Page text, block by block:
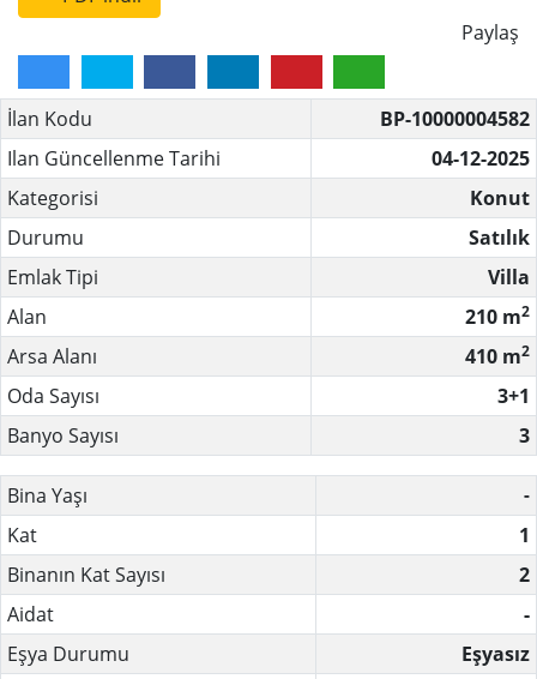
Paylaş
İlan Kodu
BP-10000004582
Ilan Güncellenme Tarihi
04-12-2025
Kategorisi
Konut
Durumu
Satılık
Emlak Tipi
Villa
Alan
210 m2
Arsa Alanı 410 m2
Oda Sayısı
3+1
Banyo Sayısı
3
Bina Yaşı -
Kat
1
Binanın Kat Sayısı
2
Aidat
-
Eşya Durumu
Eşyasız